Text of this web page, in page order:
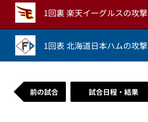
1回裏 楽天イーグルスの攻撃
1回表 北海道日本ハムの攻撃
前の試合 試合日程・結果